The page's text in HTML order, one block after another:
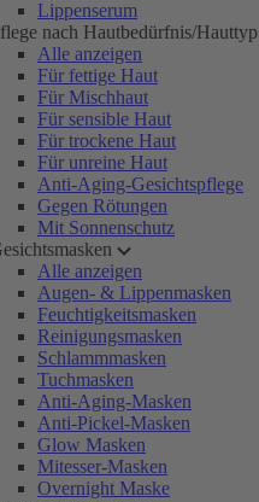
Lippenserum
nach Hautbedürfnis/Hauttyp
Alle anzeigen
Für fettige Haut
Für Mischhaut
Für sensible Haut
Für trockene Haut
Für unreine Haut
Anti-Aging-Gesichtspflege
Gegen Rötungen
Mit Sonnenschutz
Alle anzeigen
Augen- & Lippenmasken
Feuchtigkeitsmasken
Reinigungsmasken
Schlammmasken
Tuchmasken
Anti-Aging-Masken
Anti-Pickel-Masken
Glow Masken
Mitesser-Masken
Overnight Maske